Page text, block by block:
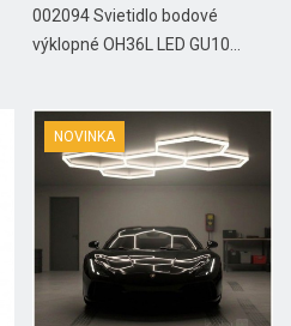
002094 Svietidlo bodové
výklopné OH36L LED GU10...
NOVINKA